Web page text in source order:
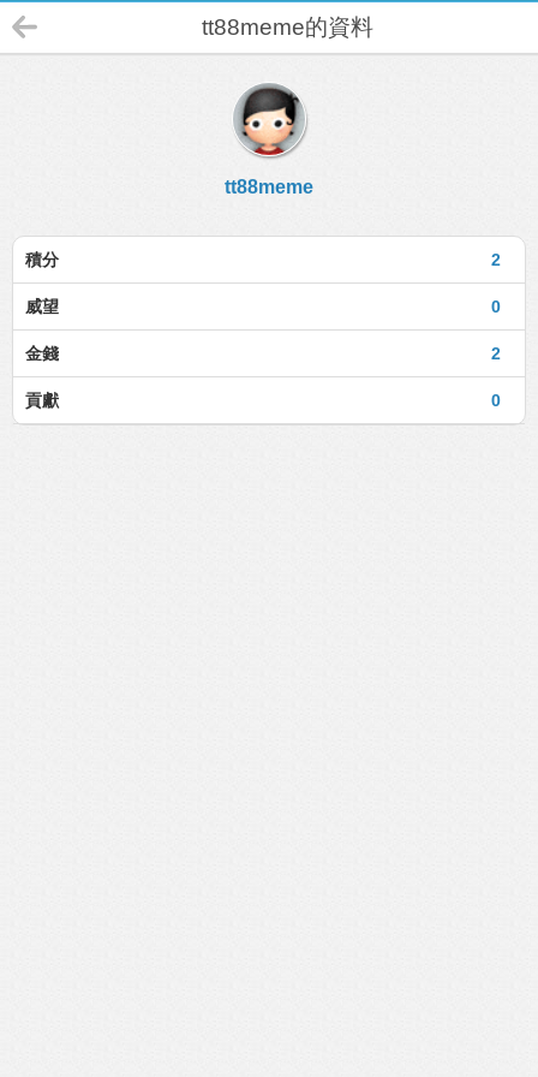
tt88meme的資料
tt88meme
2
積分
0
威望
2
金錢
0
貢獻